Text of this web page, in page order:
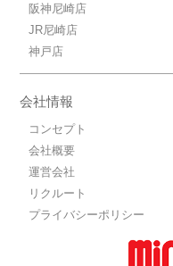
阪神尼崎店
JR尼崎店
神戸店
会社情報
コンセプト
会社概要
運営会社
リクルート
プライバシーポリシー